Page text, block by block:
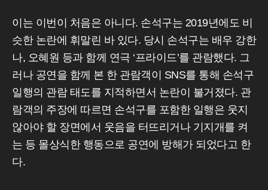
이는 이번이 처음은 아니다. 손석구는 2019년에도 비
슷한 논란에 휘말린 바 있다. 당시 손석구는 배우 강한
나, 오혜원 등과 함께 연극 ‘프라이드’를 관람했다. 그
러나 공연을 함께 본 한 관람객이 SNS를 통해 손석구
일행의 관람 태도를 지적하면서 논란이 불거졌다. 관
람객의 주장에 따르면 손석구를 포함한 일행은 웃지
않아야 할 장면에서 웃음을 터뜨리거나 기지개를 켜
는 등 몰상식한 행동으로 공연에 방해가 되었다고 한
다.